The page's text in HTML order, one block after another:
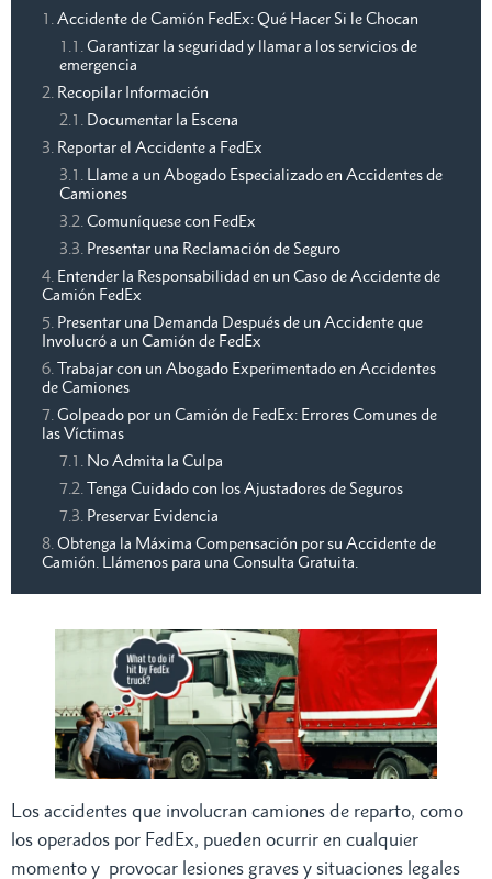
Accidente de Camión FedEx: Qué Hacer Si le Chocan
Garantizar la seguridad y llamar a los servicios de
emergencia
Recopilar Información
Documentar la Escena
Reportar el Accidente a FedEx
Llame a un Abogado Especializado en Accidentes de
Camiones
Comuníquese con FedEx
Presentar una Reclamación de Seguro
Entender la Responsabilidad en un Caso de Accidente de
Camión FedEx
Presentar una Demanda Después de un Accidente que
Involucró a un Camión de FedEx
Trabajar con un Abogado Experimentado en Accidentes
de Camiones
Golpeado por un Camión de FedEx: Errores Comunes de
las Víctimas
No Admita la Culpa
Tenga Cuidado con los Ajustadores de Seguros
Preservar Evidencia
Obtenga la Máxima Compensación por su Accidente de
Camión. Llámenos para una Consulta Gratuita.
Los accidentes que involucran camiones de reparto, como
los operados por FedEx, pueden ocurrir en cualquier
momento y provocar lesiones graves y situaciones legales